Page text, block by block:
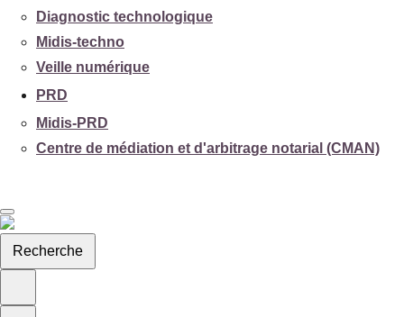
Diagnostic technologique
Midis-techno
Veille numérique
PRD
Midis-PRD
Centre de médiation et d'arbitrage notarial (CMAN)
Recherche